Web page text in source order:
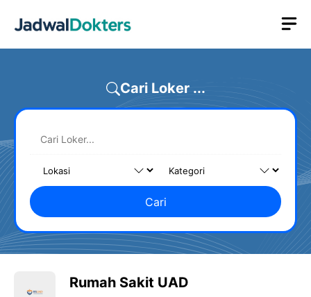
Cari Loker ...
Cari
Rumah Sakit UAD